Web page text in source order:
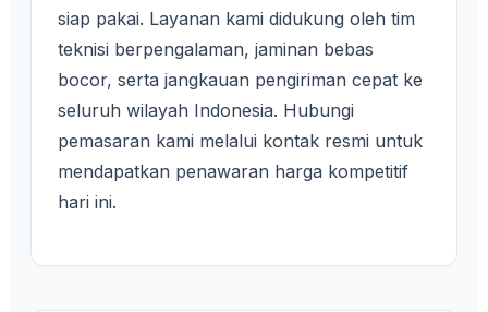
siap pakai. Layanan kami didukung oleh tim
teknisi berpengalaman, jaminan bebas
bocor, serta jangkauan pengiriman cepat ke
seluruh wilayah Indonesia. Hubungi
pemasaran kami melalui kontak resmi untuk
mendapatkan penawaran harga kompetitif
hari ini.